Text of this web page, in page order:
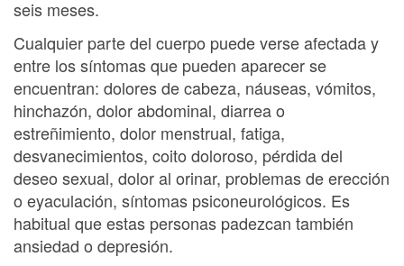
seis meses.
Cualquier parte del cuerpo puede verse afectada y
entre los síntomas que pueden aparecer se
encuentran: dolores de cabeza, náuseas, vómitos,
hinchazón, dolor abdominal, diarrea o
estreñimiento, dolor menstrual, fatiga,
desvanecimientos, coito doloroso, pérdida del
deseo sexual, dolor al orinar, problemas de erección
o eyaculación, síntomas psiconeurológicos. Es
habitual que estas personas padezcan también
ansiedad o depresión.